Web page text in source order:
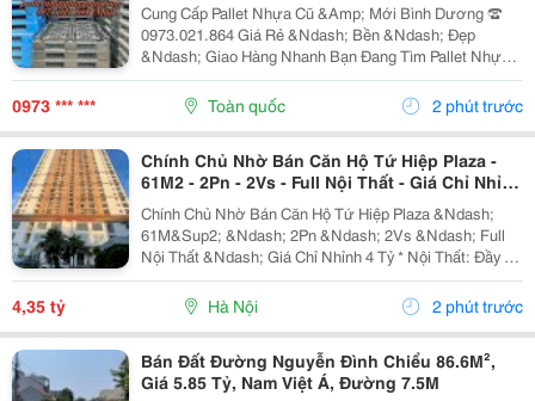
Cung Cấp Pallet Nhựa Cũ &Amp; Mới Bình Dương ☎️
0973.021.864 Giá Rẻ &Ndash; Bền &Ndash; Đẹp
&Ndash; Giao Hàng Nhanh Bạn Đang Tìm Pallet Nhựa
Bình Dương Chất Lượng Với Mức Giá Hợp Lý? Cần
Pallet Nhựa Cho Kho Hàng, Nhà Xưởng, Vận Chuyển
Hoặc Xuất...
0973 *** *** Toàn quốc 2 phút trước
Chính Chủ Nhờ Bán Căn Hộ Tứ Hiệp Plaza -
61M2 - 2Pn - 2Vs - Full Nội Thất - Giá Chỉ Nhỉnh
4 Tỷ
Chính Chủ Nhờ Bán Căn Hộ Tứ Hiệp Plaza &Ndash;
61M&Sup2; &Ndash; 2Pn &Ndash; 2Vs &Ndash; Full
Nội Thất &Ndash; Giá Chỉ Nhỉnh 4 Tỷ * Nội Thất: Đầy Đủ
Điều Hòa, Giường, Tủ Lạnh Và Các Trang Thiết Bị Cần
Thiết. - Hướng Cửa: Đông Nam. - Ban Công:...
4,35 tỷ Hà Nội 2 phút trước
Bán Đất Đường Nguyễn Đình Chiểu 86.6M²,
Giá 5.85 Tỷ, Nam Việt Á, Đường 7.5M